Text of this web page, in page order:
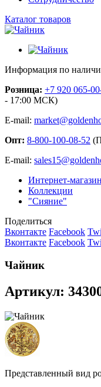
Каталог товаров
Информация по
Розница: +7 920 065-
- 17:00 МСК)
E-mail:
Опт: 8-800-100-08-52
E-mail:
Интернет-магазин
Коллекции
"Сияние"
Поделиться
Вконтакте Facebook
Вконтакте Facebook
Чайник
Артикул:
Представленный вид